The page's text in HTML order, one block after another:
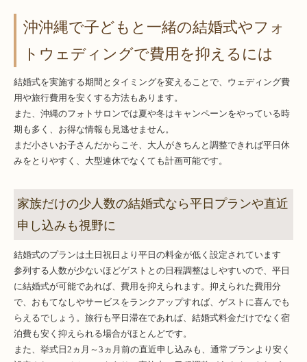
沖沖縄で子どもと一緒の結婚式やフォ
トウェディングで費用を抑えるには
結婚式を実施する期間とタイミングを変えることで、ウェディング費
用や旅行費用を安くする方法もあります。
また、沖縄のフォトサロンでは夏や冬はキャンペーンをやっている時
期も多く、お得な情報も見逃せません。
まだ小さいお子さんだからこそ、大人がきちんと調整できれば平日休
みをとりやすく、大型連休でなくても計画可能です。
家族だけの少人数の結婚式なら平日プランや直近
申し込みも視野に
結婚式のプランは土日祝日より平日の料金が低く設定されています
参列する人数が少ないほどゲストとの日程調整はしやすいので、平日
に結婚式が可能であれば、費用を抑えられます。抑えられた費用分
で、おもてなしやサービスをランクアップすれば、ゲストに喜んでも
らえるでしょう。旅行も平日滞在であれば、結婚式料金だけでなく宿
泊費も安く抑えられる場合がほとんどです。
また、挙式日2ヵ月～3ヵ月前の直近申し込みも、通常プランより安く